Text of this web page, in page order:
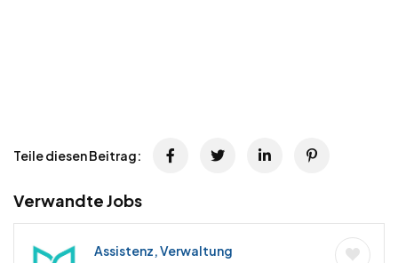
Teile diesen Beitrag:
Verwandte Jobs
Assistenz, Verwaltung